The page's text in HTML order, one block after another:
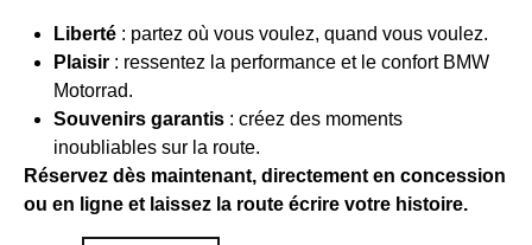
Liberté : partez où vous voulez, quand vous voulez.
Plaisir : ressentez la performance et le confort BMW
Motorrad.
Souvenirs garantis : créez des moments
inoubliables sur la route.
Réservez dès maintenant, directement en concession
ou en ligne et laissez la route écrire votre histoire.